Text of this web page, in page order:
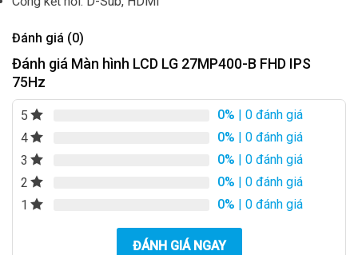
Đánh giá (0)
Đánh giá Màn hình LCD LG 27MP400-B FHD IPS
75Hz
5 0% | 0 đánh giá
4
0% | 0 đánh giá
3
0% | 0 đánh giá
2
0% | 0 đánh giá
1
0% | 0 đánh giá
ĐÁNH GIÁ NGAY